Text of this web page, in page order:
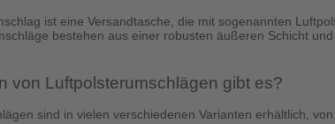
ist eine Versandtasche, die mit sogenannten
bestehen aus einer robusten äußeren Schicht
von Luftpolsterumschlägen gibt es?
sind in vielen verschiedenen Varianten erhältlich,